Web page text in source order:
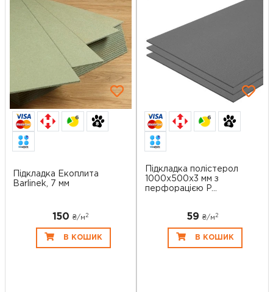
6
Підкладка Екоплита
Barlinek, 7 мм
150 ₴/м 2
В КОШИК
6
Підкладка полістерол
1000x500x3 мм з
перфорацією P...
59 ₴/м 2
В КОШИК